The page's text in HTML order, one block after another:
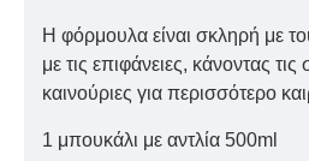
Η φόρμουλα είναι σκληρή με
με τις επιφάνειες, κάνοντας
καινούριες για περισσότερο
1 μπουκάλι με αντλία 500ml